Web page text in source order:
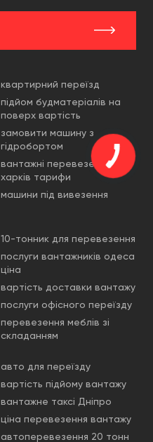
квартирний переїзд
підйом будматеріалів на
поверх вартість
замовити машину з
гідробортом
вантажні перевезення
харків тарифи
машини під вивезення
10-тонник для перевезення
послуги вантажників одеса
ціна
вартість доставки вантажу
послуги офісного переїзду
перевезення меблів зі
складанням
авто для переїзду
вартість підйому вантажу
вантажне таксі Дніпро
ціна перевезення вантажу
автоперевезення 20 тонн